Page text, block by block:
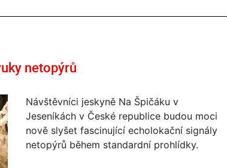
netopýrů
Návštěvníci jeskyně Na Špičáku v
Jeseníkách v České republice budou moci
nově slyšet fascinující echolokační signály
netopýrů během standardní prohlídky.